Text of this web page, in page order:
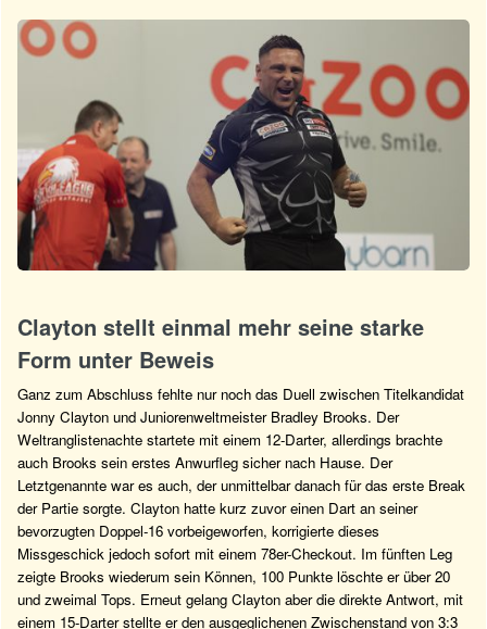
Clayton stellt einmal mehr seine starke
Form unter Beweis
Ganz zum Abschluss fehlte nur noch das Duell zwischen Titelkandidat
Jonny Clayton und Juniorenweltmeister Bradley Brooks. Der
Weltranglistenachte startete mit einem 12-Darter, allerdings brachte
auch Brooks sein erstes Anwurfleg sicher nach Hause. Der
Letztgenannte war es auch, der unmittelbar danach für das erste Break
der Partie sorgte. Clayton hatte kurz zuvor einen Dart an seiner
bevorzugten Doppel-16 vorbeigeworfen, korrigierte dieses
Missgeschick jedoch sofort mit einem 78er-Checkout. Im fünften Leg
zeigte Brooks wiederum sein Können, 100 Punkte löschte er über 20
und zweimal Tops. Erneut gelang Clayton aber die direkte Antwort, mit
einem 15-Darter stellte er den ausgeglichenen Zwischenstand von 3:3